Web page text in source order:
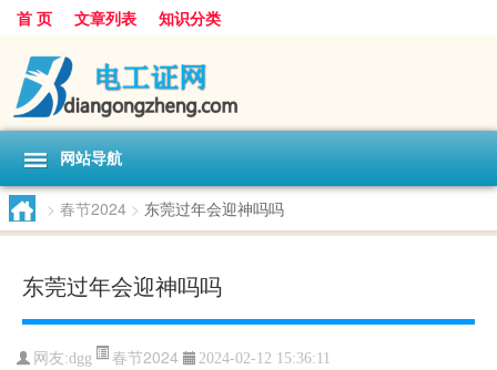
首 页 文章列表 知识分类
网站导航
> 春节2024 > 东莞过年会迎神吗吗
东莞过年会迎神吗吗
网友:dgg 春节2024 2024-02-12 15:36:11